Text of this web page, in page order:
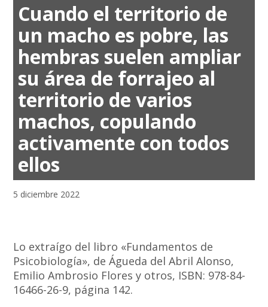
Cuando el territorio de
un macho es pobre, las
hembras suelen ampliar
su área de forrajeo al
territorio de varios
machos, copulando
activamente con todos
ellos
5 diciembre 2022
Lo extraígo del libro «Fundamentos de
Psicobiología», de Águeda del Abril Alonso,
Emilio Ambrosio Flores y otros, ISBN: 978-84-
16466-26-9, página 142.